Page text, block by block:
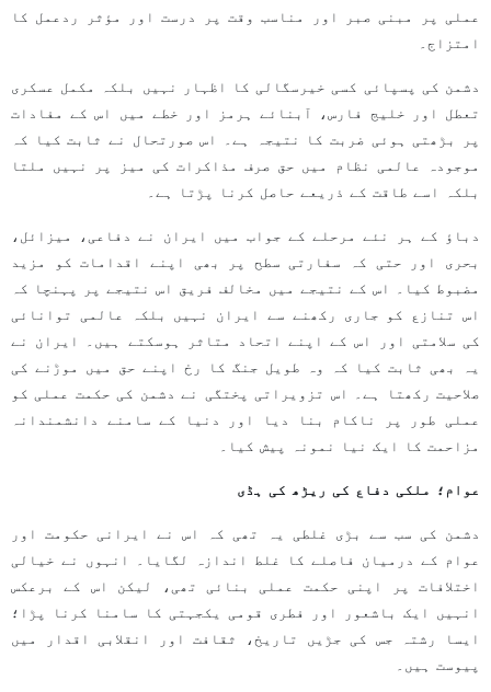
عملی پر مبنی صبر اور مناسب وقت پر درست اور مؤثر ردعمل کا
امتزاج۔
دشمن کی پسپائی کسی خیرسگالی کا اظہار نہیں بلکہ مکمل عسکری
تعطل اور خلیج فارس، آبنائے ہرمز اور خطے میں اس کے مفادات
پر بڑھتی ہوئی ضربت کا نتیجہ ہے۔ اس صورتحال نے ثابت کیا کہ
موجودہ عالمی نظام میں حق صرف مذاکرات کی میز پر نہیں ملتا
بلکہ اسے طاقت کے ذریعے حاصل کرنا پڑتا ہے۔
دباؤ کے ہر نئے مرحلے کے جواب میں ایران نے دفاعی، میزائل،
بحری اور حتی کہ سفارتی سطح پر بھی اپنے اقدامات کو مزید
مضبوط کیا۔ اس کے نتیجے میں مخالف فریق اس نتیجے پر پہنچا کہ
اس تنازع کو جاری رکھنے سے ایران نہیں بلکہ عالمی توانائی
کی سلامتی اور اس کے اپنے اتحاد متاثر ہوسکتے ہیں۔ ایران نے
یہ بھی ثابت کیا کہ وہ طویل جنگ کا رخ اپنے حق میں موڑنے کی
صلاحیت رکھتا ہے۔ اس تزویراتی پختگی نے دشمن کی حکمت عملی کو
عملی طور پر ناکام بنا دیا اور دنیا کے سامنے دانشمندانہ
مزاحمت کا ایک نیا نمونہ پیش کیا۔
عوام؛ ملکی دفاع کی ریڑھ کی ہڈی
دشمن کی سب سے بڑی غلطی یہ تھی کہ اس نے ایرانی حکومت اور
عوام کے درمیان فاصلے کا غلط اندازہ لگایا۔ انہوں نے خیالی
اختلافات پر اپنی حکمت عملی بنائی تھی، لیکن اس کے برعکس
انہیں ایک باشعور اور فطری قومی یکجہتی کا سامنا کرنا پڑا؛
ایسا رشتہ جس کی جڑیں تاریخ، ثقافت اور انقلابی اقدار میں
پیوست ہیں۔